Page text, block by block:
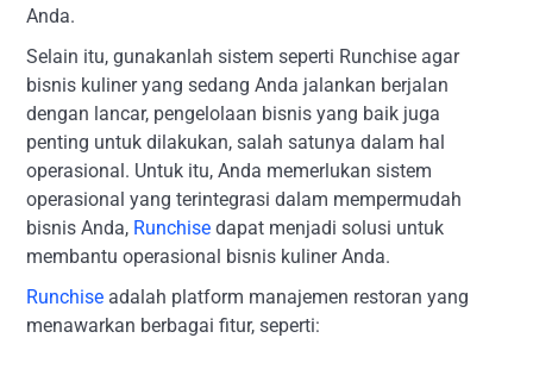
Anda.
Selain itu, gunakanlah sistem seperti Runchise agar
bisnis kuliner yang sedang Anda jalankan berjalan
dengan lancar, pengelolaan bisnis yang baik juga
penting untuk dilakukan, salah satunya dalam hal
operasional. Untuk itu, Anda memerlukan sistem
operasional yang terintegrasi dalam mempermudah
bisnis Anda, Runchise dapat menjadi solusi untuk
membantu operasional bisnis kuliner Anda.
Runchise adalah platform manajemen restoran yang
menawarkan berbagai fitur, seperti: